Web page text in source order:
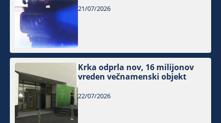
21/07/2026
Krka odprla nov, 16 milijonov
vreden večnamenski objekt
22/07/2026